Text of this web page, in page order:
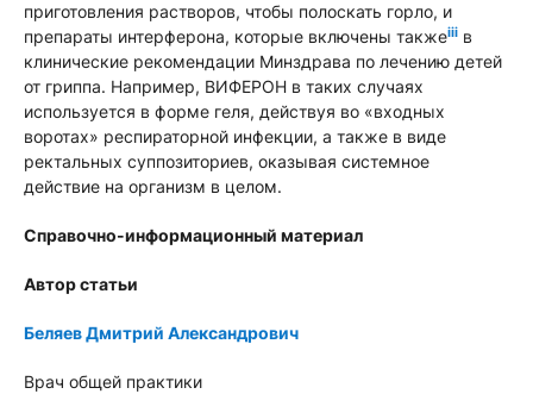
приготовления растворов, чтобы полоскать горло, и
препараты интерферона, которые включены такжеiii в
клинические рекомендации Минздрава по лечению детей
от гриппа. Например, ВИФЕРОН в таких случаях
используется в форме геля, действуя во «входных
воротах» респираторной инфекции, а также в виде
ректальных суппозиториев, оказывая системное
действие на организм в целом.
Справочно-информационный материал
Автор статьи
Беляев Дмитрий Александрович
Врач общей практики